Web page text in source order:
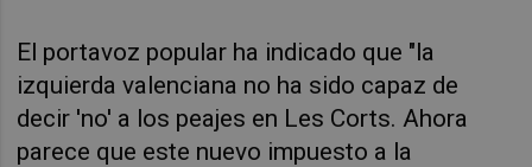
El portavoz popular ha indicado que "la
izquierda valenciana no ha sido capaz de
decir 'no' a los peajes en Les Corts. Ahora
parece que este nuevo impuesto a la